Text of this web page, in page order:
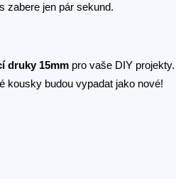
zabere jen pár sekund.
druky 15mm pro vaše DIY
kousky budou vypadat jako nové!